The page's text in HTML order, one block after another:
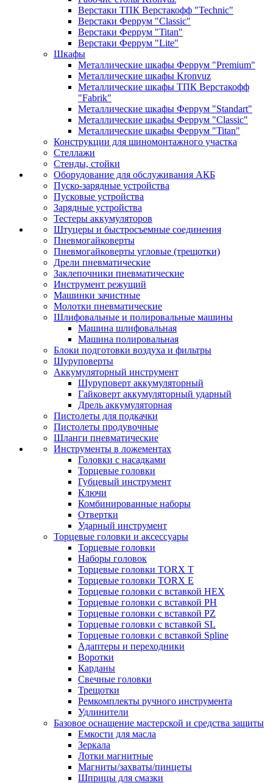
Верстаки ТПК Верстакофф "Technic"
Верстаки Феррум "Classic"
Верстаки Феррум "Titan"
Верстаки Феррум "Lite"
Шкафы
Металлические шкафы Феррум "Premium"
Металлические шкафы Kronvuz
Металлические шкафы ТПК Верстакофф
"Fabrik"
Металлические шкафы Феррум "Standart"
Металлические шкафы Феррум "Classic"
Металлические шкафы Феррум "Titan"
Конструкции для шиномонтажного участка
Стеллажи
Стенды, стойки
Оборудование для обслуживания АКБ
Пуско-зарядные устройства
Пусковые устройства
Зарядные устройства
Тестеры аккумуляторов
Штуцеры и быстросъемные соединения
Пневмогайковерты
Пневмогайковерты угловые (трещотки)
Дрели пневматические
Заклепочники пневматические
Инструмент режущий
Машинки зачистные
Молотки пневматические
Шлифовальные и полировальные машины
Машина шлифовальная
Машина полировальная
Блоки подготовки воздуха и фильтры
Шуруповерты
Аккумуляторный инструмент
Шуруповерт аккумуляторный
Гайковерт аккумуляторный ударный
Дрель аккумуляторная
Пистолеты для подкачки
Пистолеты продувочные
Шланги пневматические
Инструменты в ложементах
Головки с насадками
Торцевые головки
Губцевый инструмент
Ключи
Комбинированные наборы
Отвертки
Ударный инструмент
Торцевые головки и аксессуары
Торцевые головки
Наборы головок
Торцевые головки TORX T
Торцевые головки TORX Е
Торцевые головки с вставкой HEX
Торцевые головки с вставкой PH
Торцевые головки с вставкой PZ
Торцевые головки с вставкой SL
Торцевые головки с вставкой Spline
Адаптеры и переходники
Воротки
Карданы
Свечные головки
Трещотки
Ремкомплекты ручного инструмента
Удлинители
Базовое оснащение мастерской и средства защиты
Емкости для масла
Зеркала
Лотки магнитные
Магниты/захваты/пинцеты
Шприцы для смазки